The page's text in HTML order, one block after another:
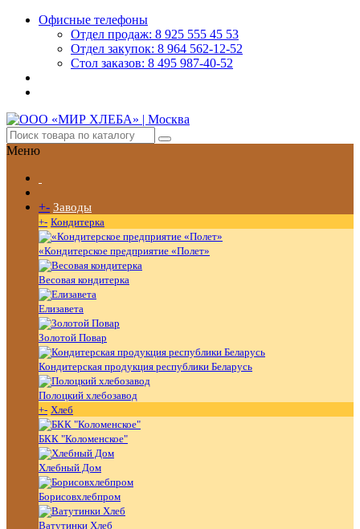
Офисные телефоны
Отдел продаж: 8 925 555 45 53
Отдел закупок: 8 964 562-12-52
Стол заказов: 8 495 987-40-52
Меню
+- Заводы
+- Кондитерка
«Кондитерское предприятие «Полет»
Весовая кондитерка
Елизавета
Золотой Повар
Кондитерская продукция республики Беларусь
Полоцкий хлебозавод
+- Хлеб
БКК "Коломенское"
Хлебный Дом
Борисовхлебпром
Ватутинки Хлеб